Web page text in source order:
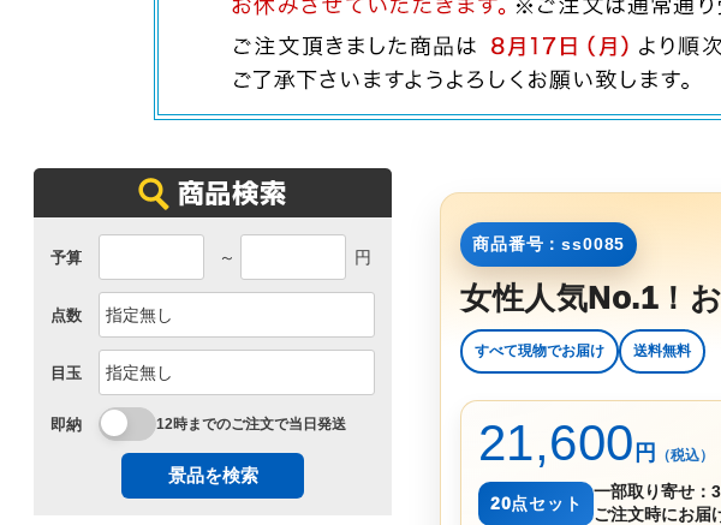
予算 ～ 円
点数
目玉
即納 12時までのご注文で当日発送
景品を検索
商品番号：ss0085
女性人気No.1！
すべて現物でお届け 送料無料
21,600 円 （税込）
20点セット
一部取り寄せ：
ご注文時にお届